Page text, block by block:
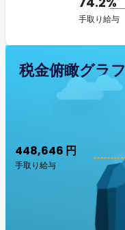
手取り給与
税金俯瞰グラフ
448,646 円
手取り給与